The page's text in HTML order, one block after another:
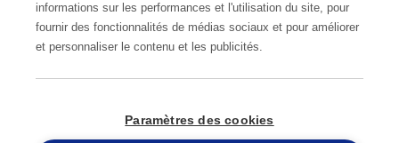
CGU
informations sur les performances et l'utilisation du site, pour
fournir des fonctionnalités de médias sociaux et pour améliorer
et personnaliser le contenu et les publicités.
Paramètres des cookies